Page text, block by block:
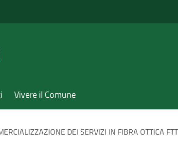
Vivere il Comune
DEI SERVIZI IN FIBRA OTTICA